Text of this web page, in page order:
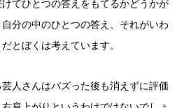
てひとつの答えをもてるかどうかが
分の中のひとつの答え、それがいわ
とぼくは考えています。
人さんはバズった後も消えずに評価